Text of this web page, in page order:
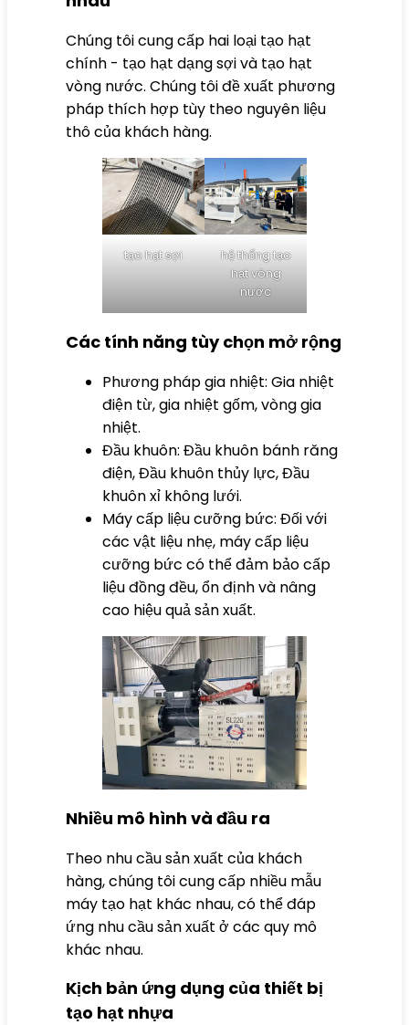
Chúng tôi cung cấp hai loại tạo hạt
chính - tạo hạt dạng sợi và tạo hạt
vòng nước. Chúng tôi đề xuất phương
pháp thích hợp tùy theo nguyên liệu
thô của khách hàng.
tạo hạt sợi
hệ thống tạo
hạt vòng
nước
Các tính năng tùy chọn mở rộng
Phương pháp gia nhiệt: Gia nhiệt
điện từ, gia nhiệt gốm, vòng gia
nhiệt.
Đầu khuôn: Đầu khuôn bánh răng
điện, Đầu khuôn thủy lực, Đầu
khuôn xỉ không lưới.
Máy cấp liệu cưỡng bức: Đối với
các vật liệu nhẹ, máy cấp liệu
cưỡng bức có thể đảm bảo cấp
liệu đồng đều, ổn định và nâng
cao hiệu quả sản xuất.
Nhiều mô hình và đầu ra
Theo nhu cầu sản xuất của khách
hàng, chúng tôi cung cấp nhiều mẫu
máy tạo hạt khác nhau, có thể đáp
ứng nhu cầu sản xuất ở các quy mô
khác nhau.
Kịch bản ứng dụng của thiết bị
tạo hạt nhựa